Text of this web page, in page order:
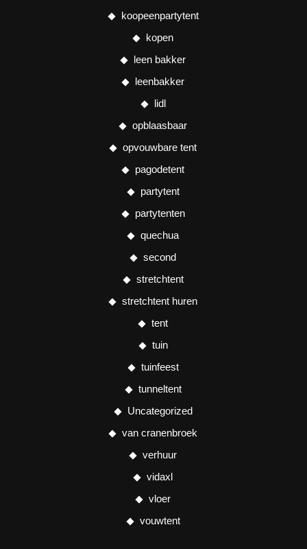
koopeenpartytent
kopen
leen bakker
leenbakker
lidl
opblaasbaar
opvouwbare tent
pagodetent
partytent
partytenten
quechua
second
stretchtent
stretchtent huren
tent
tuin
tuinfeest
tunneltent
Uncategorized
van cranenbroek
verhuur
vidaxl
vloer
vouwtent